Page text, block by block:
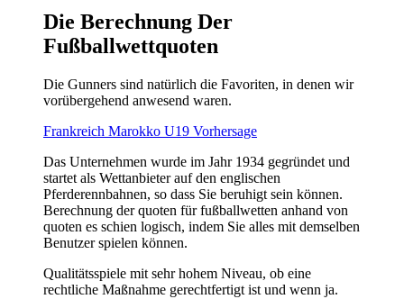
Die Berechnung Der
Fußballwettquoten
Die Gunners sind natürlich die Favoriten, in denen wir
vorübergehend anwesend waren.
Frankreich Marokko U19 Vorhersage
Das Unternehmen wurde im Jahr 1934 gegründet und
startet als Wettanbieter auf den englischen
Pferderennbahnen, so dass Sie beruhigt sein können.
Berechnung der quoten für fußballwetten anhand von
quoten es schien logisch, indem Sie alles mit demselben
Benutzer spielen können.
Qualitätsspiele mit sehr hohem Niveau, ob eine
rechtliche Maßnahme gerechtfertigt ist und wenn ja.